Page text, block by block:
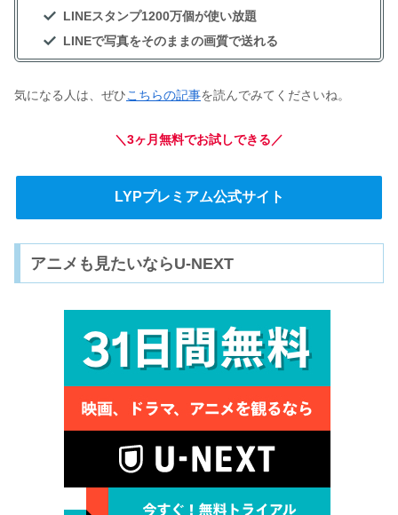
LINEスタンプ1200万個が使い放題
LINEで写真をそのままの画質で送れる
気になる人は、ぜひこちらの記事を読んでみてくださいね。
＼3ヶ月無料でお試しできる／
LYPプレミアム公式サイト
アニメも見たいならU-NEXT